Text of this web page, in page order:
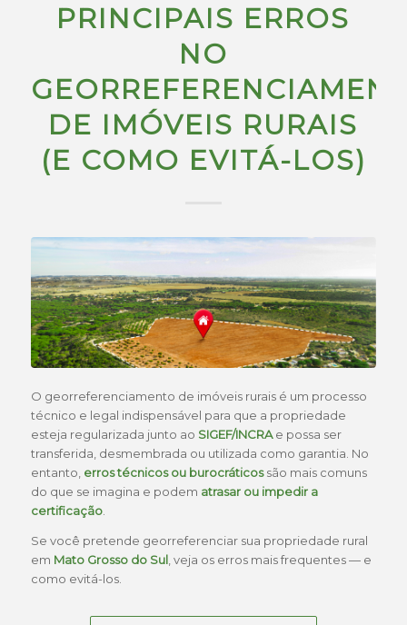
PRINCIPAIS ERROS
NO
DE IMÓVEIS RURAIS
(E COMO EVITÁ-LOS)
O georreferenciamento de imóveis rurais é um processo
técnico e legal indispensável para que a propriedade
esteja regularizada junto ao SIGEF/INCRAe possa ser
transferida, desmembrada ou utilizada como garantia. No
entanto, erros técnicos ou burocráticossão mais comuns
do que se imagina e podem atrasar ou impedir a
certificação.
Se você pretende georreferenciar sua propriedade rural
em Mato Grosso do Sul, veja os erros mais frequentes — e
como evitá-los.